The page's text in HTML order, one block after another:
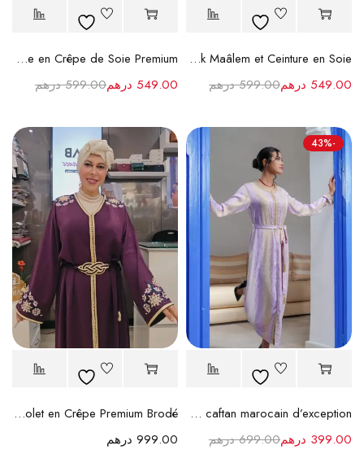
Caftan Cartier BC en Crêpe de Soie – Zwaak Maâlem et Ceinture en Soie
599.00 درهم 549.00 درهم
Caftan Cartier Rose en Crêpe de Soie Premium
599.00 درهم 549.00 درهم
-43%
Caftan Johara - l’élégance du caftan marocain d’exception
699.00 درهم 399.00 درهم
Caftan Violet en Crêpe Premium Brodé
999.00 درهم